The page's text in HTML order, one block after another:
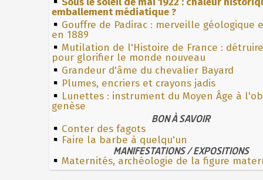
emballement médiatique ?
Gouffre de Padirac : merveille géologique
en 1889
Mutilation de l'Histoire de France :
pour glorifier le monde nouveau
Grandeur d'âme du chevalier Bayard
Plumes, encriers et crayons jadis
Lunettes : instrument du Moyen Âge à
genèse
BON À SAVOIR
Conter des fagots
Faire la barbe à quelqu'un
MANIFESTATIONS / EXPOSITIONS
Maternités, archéologie de la figure